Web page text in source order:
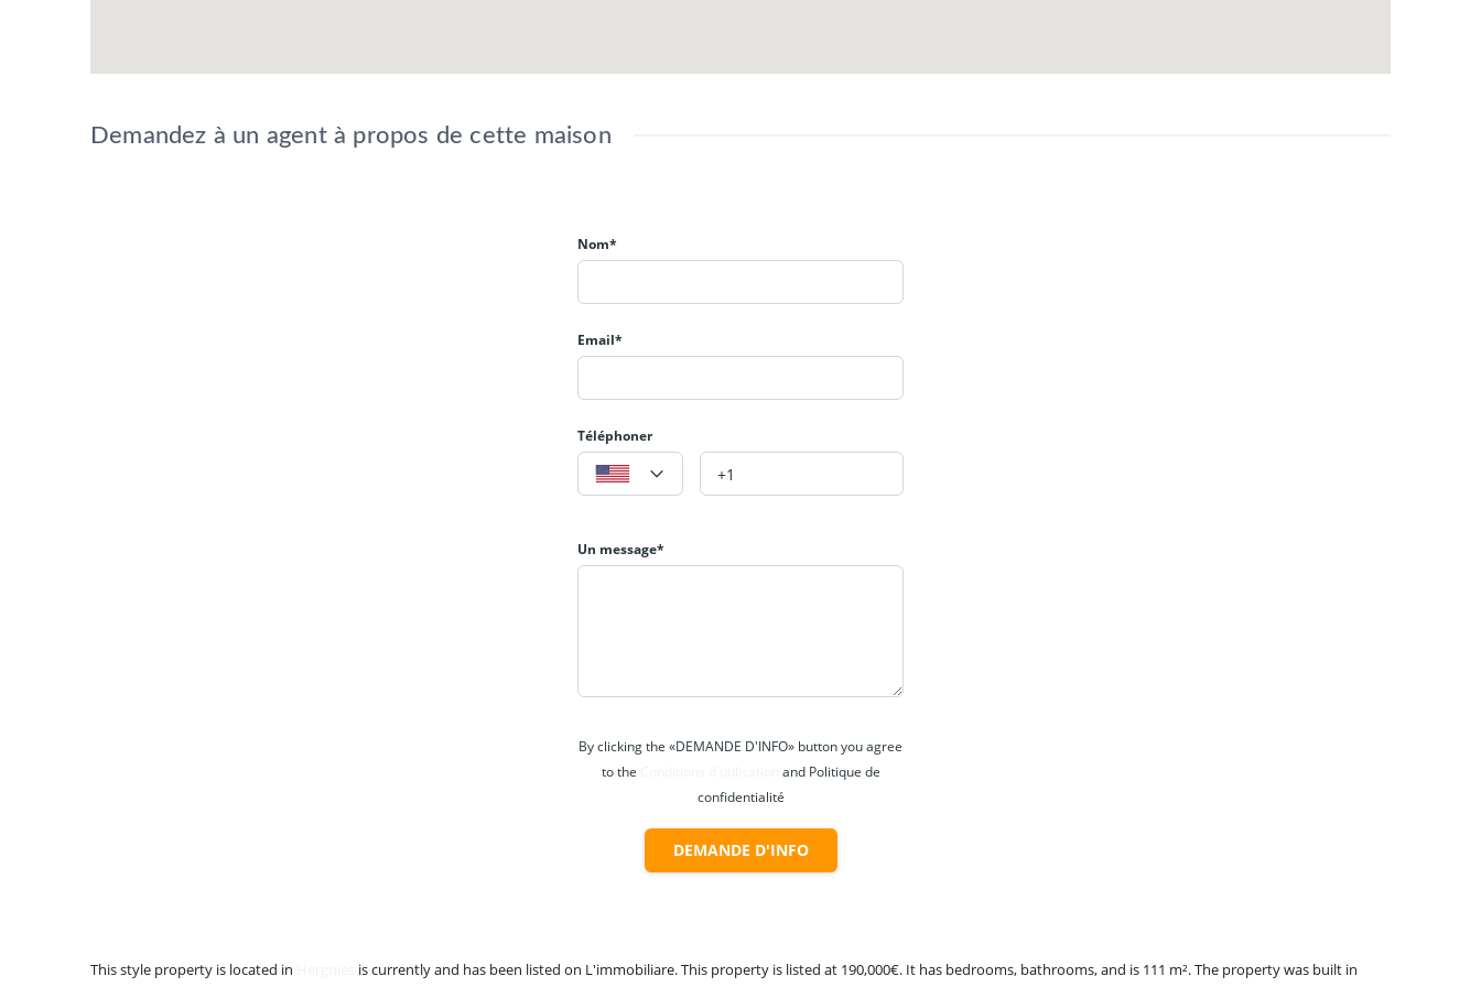
Demandez à un agent à propos de cette maison
Nom*
Email*
Téléphoner
Un message*
By clicking the «DEMANDE D'INFO» button you agree
to the
and Politique de
confidentialité
DEMANDE D'INFO
This style property is located in is currently and has been listed on L'immobiliare. This property is listed at 190,000€. It has bedrooms, bathrooms, and is 111 m². The property was built in